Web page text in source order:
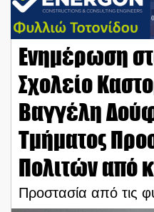
Ενημέρωση
Σχολείο
Βαγγέλη
Τμήματος
Πολιτών από
Προστασία από τις